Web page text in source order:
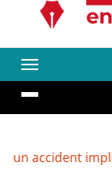
impliquant